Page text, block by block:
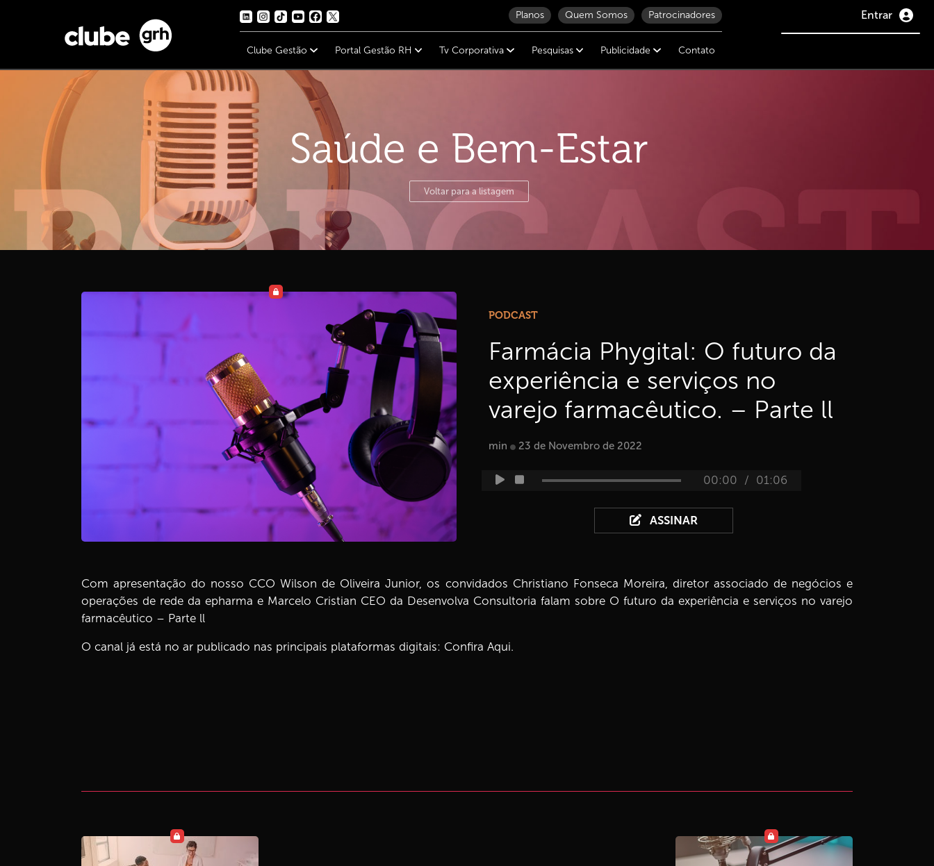
Patrocinadores
Quem Somos
Planos
Clube Gestão Portal Gestão RH Tv Corporativa Pesquisas Publicidade Contato
Entrar
Saúde e Bem-Estar
Voltar para a listagem
PODCAST
Farmácia Phygital: O futuro da
experiência e serviços no
varejo farmacêutico. – Parte ll
min 23 de Novembro de 2022
00:00 / 01:06
ASSINAR
Com apresentação do nosso CCO Wilson de Oliveira Junior, os convidados Christiano Fonseca Moreira, diretor associado de negócios e
operações de rede da epharma e Marcelo Cristian CEO da Desenvolva Consultoria falam sobre O futuro da experiência e serviços no varejo
farmacêutico – Parte ll
O canal já está no ar publicado nas principais plataformas digitais: Confira Aqui.